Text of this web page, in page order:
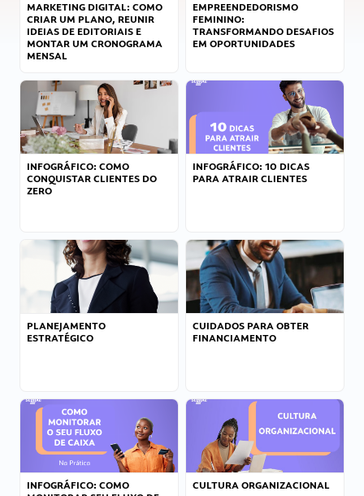
MARKETING DIGITAL: COMO
CRIAR UM PLANO, REUNIR
IDEIAS DE EDITORIAIS E
MONTAR UM CRONOGRAMA
MENSAL
EMPREENDEDORISMO
FEMININO:
TRANSFORMANDO DESAFIOS
EM OPORTUNIDADES
INFOGRÁFICO: COMO
CONQUISTAR CLIENTES DO
ZERO
INFOGRÁFICO: 10 DICAS
PARA ATRAIR CLIENTES
PLANEJAMENTO
ESTRATÉGICO
CUIDADOS PARA OBTER
FINANCIAMENTO
INFOGRÁFICO: COMO
CULTURA ORGANIZACIONAL